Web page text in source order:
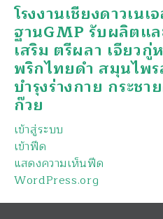
โรงงานเชียงดาวเนเ
ฐานGMP รับผลิตแ
เสริม ตรีผลา เจียว
พริกไทยดำ สมุนไพ
บำรุงร่างกาย กระช
ก๊วย
เข้าสู่ระบบ
เข้าฟีด
แสดงความเห็นฟีด
WordPress.org